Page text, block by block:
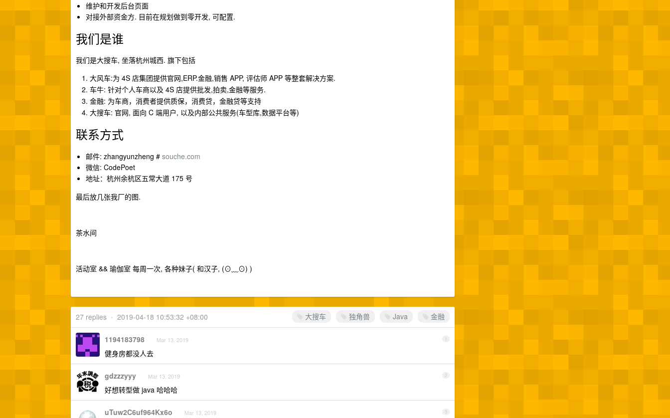
维护和开发后台页面
对接外部资金方. 目前在规划做到零开发, 可配置.
我们是谁
我们是大搜车, 坐落杭州城西. 旗下包括
大风车:为 4S 店集团提供官网,ERP.金融,销售 APP, 评估师 APP 等整套解决方案.
车牛: 针对个人车商以及 4S 店提供批发,拍卖,金融等服务.
金融: 为车商，消费者提供质保，消费贷，金融贷等支持
大搜车: 官网, 面向 C 端用户, 以及内部公共服务(车型库,数据平台等)
联系方式
邮件: zhangyunzheng # souche.com
微信: CodePoet
地址：杭州余杭区五常大道 175 号
最后放几张我厂的图.
茶水间
活动室 && 瑜伽室 每周一次, 各种妹子( 和汉子, (⊙﹏⊙) )
大搜车 独角兽 Java 金融
27 replies • 2019-04-18 10:53:32 +08:00
1
1194183798 Mar 13, 2019
健身房都没人去
2
gdzzzyyy Mar 13, 2019
好想转型做 java 哈哈哈
3
uTuw2C6uf964Kx6o Mar 13, 2019